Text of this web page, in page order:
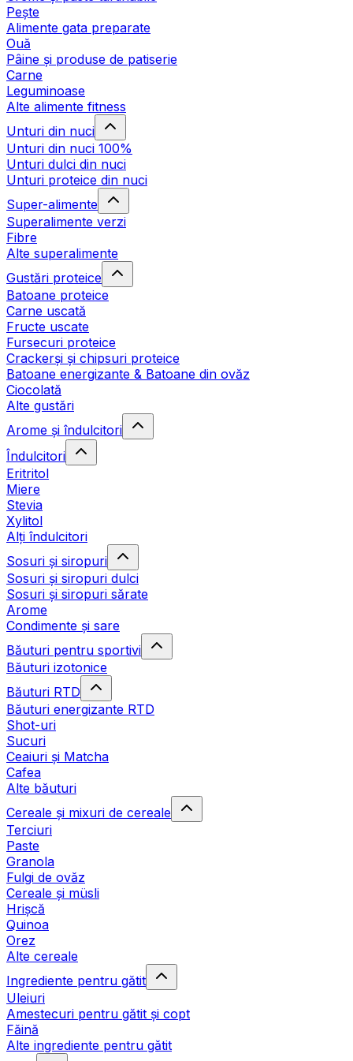
Pește
Alimente gata preparate
Ouă
Pâine și produse de patiserie
Carne
Leguminoase
Alte alimente fitness
Unturi din nuci
Unturi din nuci 100%
Unturi dulci din nuci
Unturi proteice din nuci
Super-alimente
Superalimente verzi
Fibre
Alte superalimente
Gustări proteice
Batoane proteice
Carne uscată
Fructe uscate
Fursecuri proteice
Crackerși și chipsuri proteice
Batoane energizante & Batoane din ovăz
Ciocolată
Alte gustări
Arome și îndulcitori
Îndulcitori
Eritritol
Miere
Stevia
Xylitol
Alți îndulcitori
Sosuri și siropuri
Sosuri și siropuri dulci
Sosuri și siropuri sărate
Arome
Condimente și sare
Băuturi pentru sportivi
Băuturi izotonice
Băuturi RTD
Băuturi energizante RTD
Shot-uri
Sucuri
Ceaiuri și Matcha
Cafea
Alte băuturi
Cereale și mixuri de cereale
Terciuri
Paste
Granola
Fulgi de ovăz
Cereale și müsli
Hrișcă
Quinoa
Orez
Alte cereale
Ingrediente pentru gătit
Uleiuri
Amestecuri pentru gătit și copt
Făină
Alte ingrediente pentru gătit